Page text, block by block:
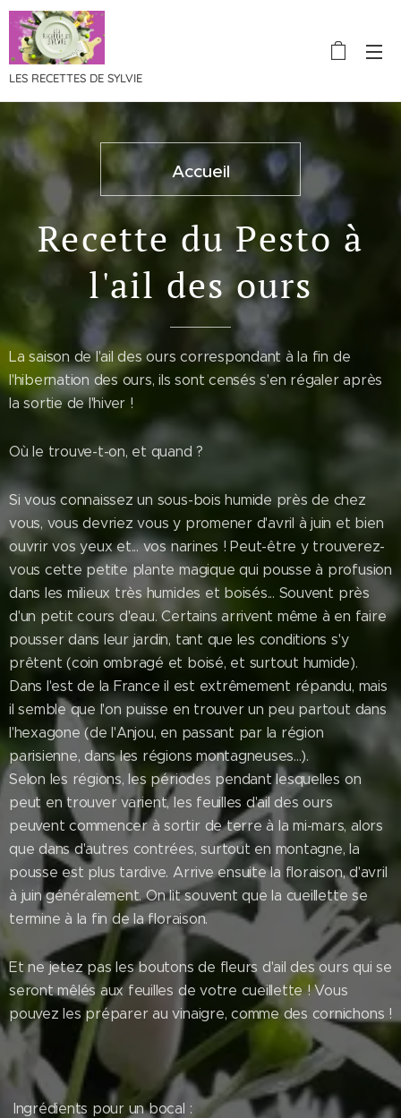
LES RECETTES DE SYLVIE
Accueil
Recette du Pesto à
l'ail des ours
La saison de l'ail des ours correspondant à la fin de
l'hibernation des ours, ils sont censés s'en régaler après
la sortie de l'hiver !
Où le trouve-t-on, et quand ?
Si vous connaissez un sous-bois humide près de chez
vous, vous devriez vous y promener d'avril à juin et bien
ouvrir vos yeux et... vos narines ! Peut-être y trouverez-
vous cette petite plante magique qui pousse à profusion
dans les milieux très humides et boisés... Souvent près
d'un petit cours d'eau. Certains arrivent même à en faire
pousser dans leur jardin, tant que les conditions s'y
prêtent (coin ombragé et boisé, et surtout humide).
Dans l'est de la France il est extrêmement répandu, mais
il semble que l'on puisse en trouver un peu partout dans
l'hexagone (de l'Anjou, en passant par la région
parisienne, dans les régions montagneuses...).
Selon les régions, les périodes pendant lesquelles on
peut en trouver varient, les feuilles d'ail des ours
peuvent commencer à sortir de terre à la mi-mars, alors
que dans d'autres contrées, surtout en montagne, la
pousse est plus tardive. Arrive ensuite la floraison, d'avril
à juin généralement. On lit souvent que la cueillette se
termine à la fin de la floraison.
Et ne jetez pas les boutons de fleurs d'ail des ours qui se
seront mêlés aux feuilles de votre cueillette ! Vous
pouvez les préparer au vinaigre, comme des cornichons !
Ingrédients pour un bocal :